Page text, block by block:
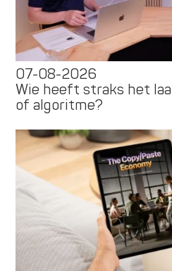
07-08-2026
Wie heeft straks het
of algoritme?